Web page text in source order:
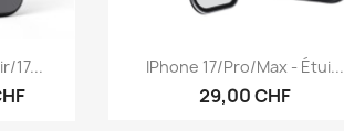
17...
Aperçu rapide
IPhone 17/Pro/Max - Étui...
29,00 CHF